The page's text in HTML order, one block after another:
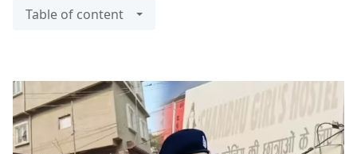
Table of content